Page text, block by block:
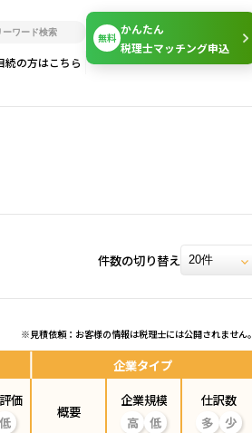
続の方はこちら
無料
かんたん
税理士マッチング申込
件数の切り替え
※見積依頼：お客様の情報は税理士には公開されません。
価
低
企業タイプ
概要
企業規模
高
低
仕訳数
多
少